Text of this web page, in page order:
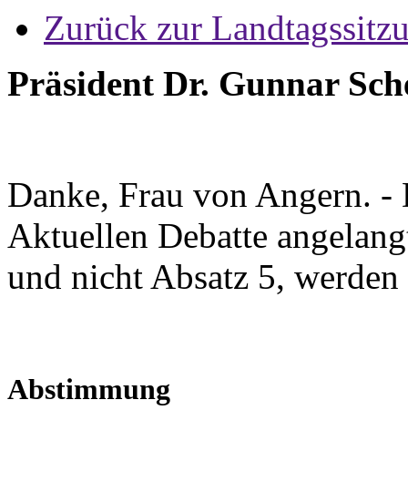
Zurück zur
Präsident Dr. Gunnar
Danke, Frau von Angern.
Aktuellen Debatte
und nicht Absatz 5, werden
Abstimmung